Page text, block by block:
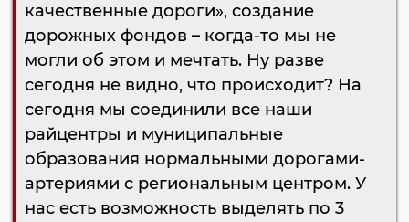
качественные дороги», создание
дорожных фондов – когда-то мы не
могли об этом и мечтать. Ну разве
сегодня не видно, что происходит? На
сегодня мы соединили все наши
райцентры и муниципальные
образования нормальными дорогами-
артериями с региональным центром. У
нас есть возможность выделять по 3